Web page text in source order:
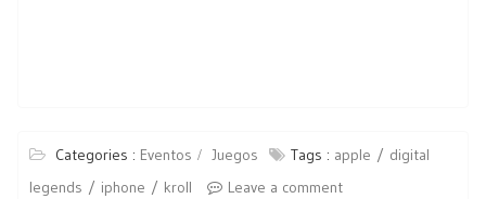
Categories : Eventos Juegos Tags : apple
digital
legends
iphone kroll Leave a comment